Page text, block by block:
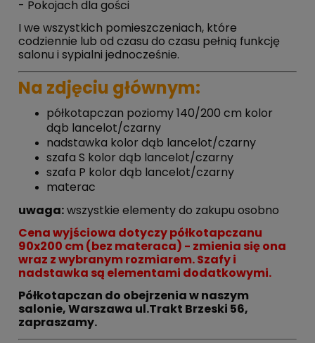
- Pokojach dla gości
I we wszystkich pomieszczeniach, które
codziennie lub od czasu do czasu pełnią funkcję
salonu i sypialni jednocześnie.
Na zdjęciu głównym:
półkotapczan poziomy 140/200 cm kolor
dąb lancelot/czarny
nadstawka kolor dąb lancelot/czarny
szafa S kolor dąb lancelot/czarny
szafa P kolor dąb lancelot/czarny
materac
uwaga:wszystkie elementy do zakupu osobno
Cena wyjściowa dotyczy półkotapczanu
90x200 cm (bez materaca) - zmienia się ona
wraz z wybranym rozmiarem. Szafy i
nadstawka są elementami dodatkowymi.
Półkotapczan do obejrzenia w naszym
salonie, Warszawa ul.Trakt Brzeski 56,
zapraszamy.